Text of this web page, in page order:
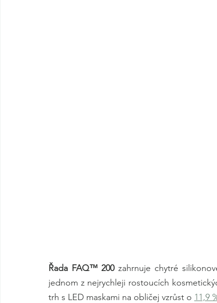
Řada FAQ™ 200 zahrnuje chytré
jednom z nejrychleji rostoucích
trh s LED maskami na obličej vzrůst o 11,9